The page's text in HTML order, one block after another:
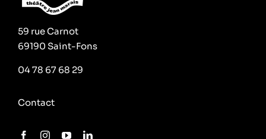
59 rue Carnot
69190 Saint-Fons
04 78 67 68 29
Contact